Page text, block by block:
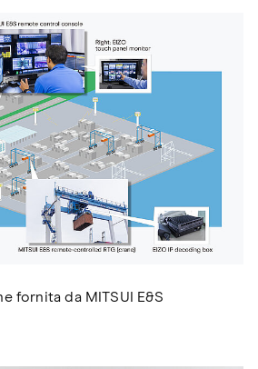
fornita da MITSUI E&S